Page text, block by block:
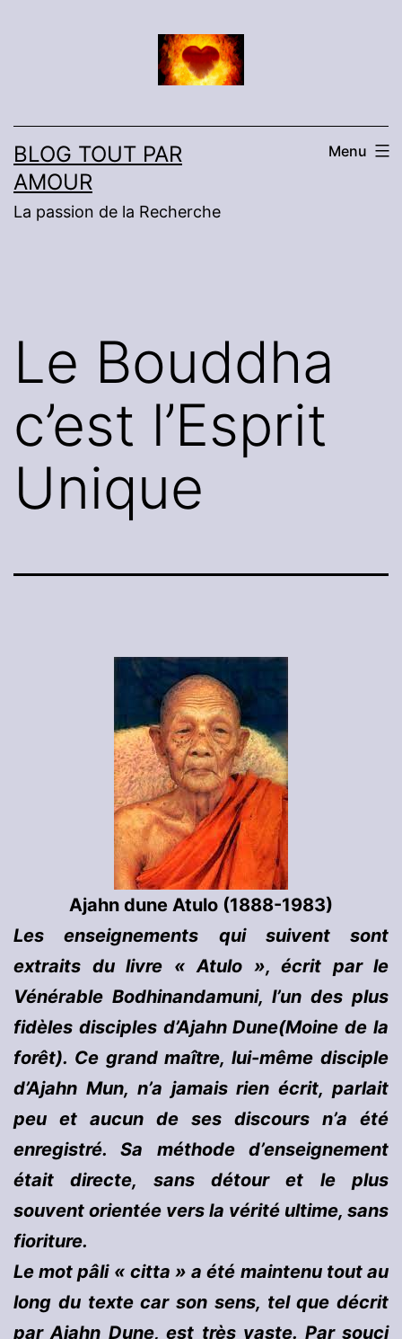
BLOG TOUT PAR
AMOUR
La passion de la Recherche
Menu
Le Bouddha
c’est l’Esprit
Unique
Ajahn dune Atulo (1888-1983)
Les enseignements qui suivent sont
extraits du livre « Atulo », écrit par le
Vénérable Bodhinandamuni, l’un des plus
fidèles disciples d’Ajahn Dune(Moine de la
forêt). Ce grand maître, lui-même disciple
d’Ajahn Mun, n’a jamais rien écrit, parlait
peu et aucun de ses discours n’a été
enregistré. Sa méthode d’enseignement
était directe, sans détour et le plus
souvent orientée vers la vérité ultime, sans
fioriture.
Le mot pâli « citta » a été maintenu tout au
long du texte car son sens, tel que décrit
par Ajahn Dune, est très vaste. Par souci